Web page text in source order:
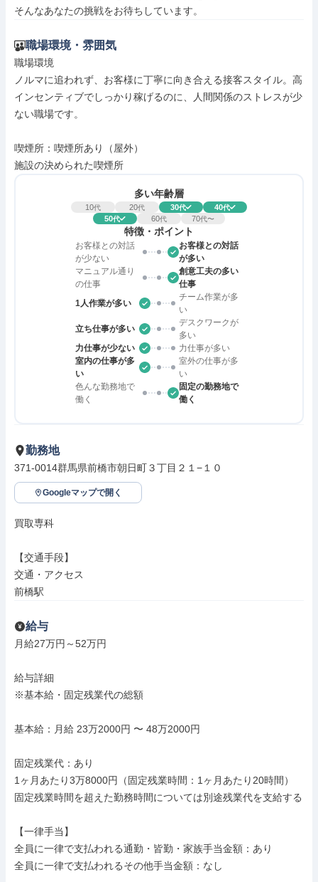
そんなあなたの挑戦をお待ちしています。
職場環境・雰囲気
職場環境
ノルマに追われず、お客様に丁寧に向き合える接客スタイル。高
インセンティブでしっかり稼げるのに、人間関係のストレスが少
ない職場です。
喫煙所：喫煙所あり（屋外）
施設の決められた喫煙所
多い年齢層
10代 20代 30代 40代
50代 60代 70代〜
特徴・ポイント
お客様との対話
が少ない
お客様との対話
が多い
マニュアル通り
の仕事
創意工夫の多い
仕事
1人作業が多い
チーム作業が多
い
立ち仕事が多い
デスクワークが
多い
力仕事が少ない
力仕事が多い
室内の仕事が多
い
室外の仕事が多
い
色んな勤務地で
働く
固定の勤務地で
働く
勤務地
371-0014群馬県前橋市朝日町３丁目２１−１０
Googleマップで開く
買取専科
【交通手段】
交通・アクセス
前橋駅
給与
月給27万円～52万円
給与詳細
※基本給・固定残業代の総額
基本給：月給 23万2000円 〜 48万2000円
固定残業代：あり
1ヶ月あたり3万8000円（固定残業時間：1ヶ月あたり20時間）
固定残業時間を超えた勤務時間については別途残業代を支給する
【一律手当】
全員に一律で支払われる通勤・皆勤・家族手当金額：あり
全員に一律で支払われるその他手当金額：なし